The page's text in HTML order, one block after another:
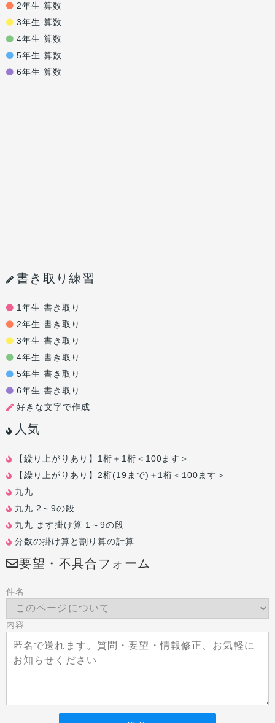
2年生 算数
3年生 算数
4年生 算数
5年生 算数
6年生 算数
書き取り練習
1年生 書き取り
2年生 書き取り
3年生 書き取り
4年生 書き取り
5年生 書き取り
6年生 書き取り
好きな文字で作成
人気
【繰り上がりあり】1桁＋1桁＜100ます＞
【繰り上がりあり】2桁(19まで)＋1桁＜100ます＞
九九
九九 2～9の段
九九 ます掛け算 1～9の段
分数の掛け算と割り算の計算
要望・不具合フォーム
件名
内容